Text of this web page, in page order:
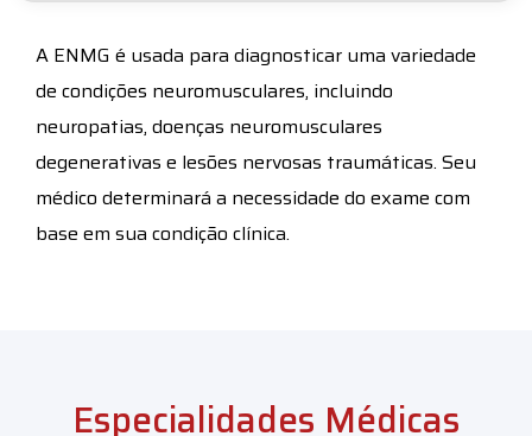
A ENMG é usada para diagnosticar uma variedade
de condições neuromusculares, incluindo
neuropatias, doenças neuromusculares
degenerativas e lesões nervosas traumáticas. Seu
médico determinará a necessidade do exame com
base em sua condição clínica.
Especialidades Médicas